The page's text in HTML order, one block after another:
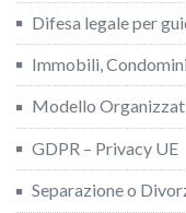
Difesa legale per
Immobili,
Modello
GDPR – Privacy UE
Separazione o